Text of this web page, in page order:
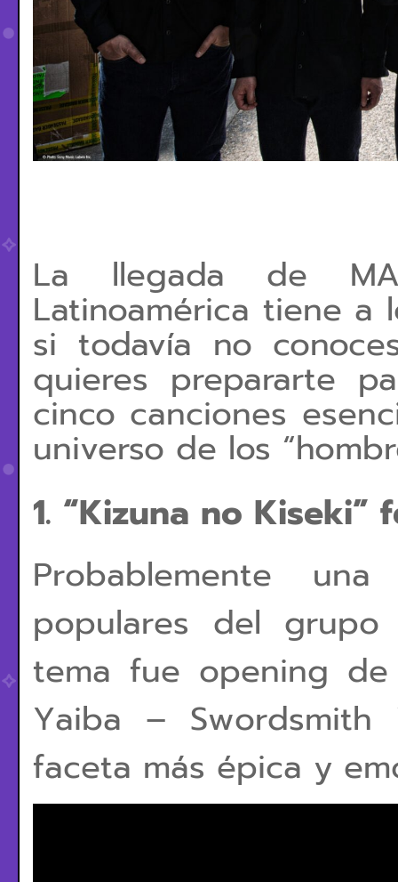
La llegada de
Latinoamérica tiene a
si todavía no
quieres prepararte
cinco canciones
universo de los
1. “Kizuna no Kiseki”
Probablemente
populares del
tema fue opening de
Yaiba –
faceta más épica y